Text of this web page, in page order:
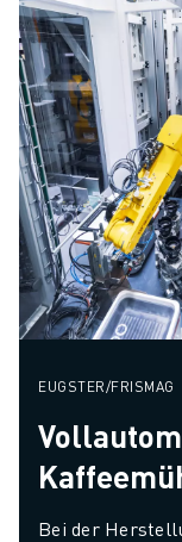
EUGSTER/FRISMAG
Bei der